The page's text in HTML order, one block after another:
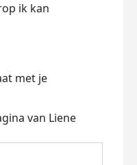
ik kan
met je
van Liene